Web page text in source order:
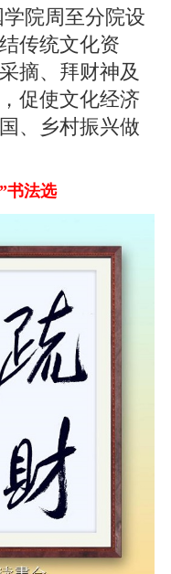
院周至分院设
传统文化资
摘、拜财神及
促使文化经济
、乡村振兴做
书法选